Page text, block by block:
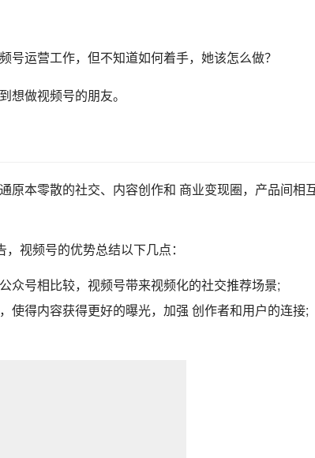
号运营工作，但不知道如何着手，她该怎么做？
想做视频号的朋友。
原本零散的社交、内容创作和 商业变现圈，产品间相
视频号的优势总结以下几点：
众号相比较，视频号带来视频化的社交推荐场景;
使得内容获得更好的曝光，加强 创作者和用户的连接;